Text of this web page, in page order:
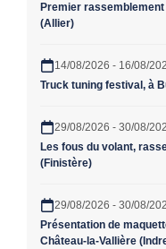
Premier
(Allier)
14/08/2026 - 16/08/
Truck tuning festival, à
29/08/2026 - 30/08/
Les fous du volant,
(Finistère)
29/08/2026 - 30/08/
Présentation de
Château-la-Vallière